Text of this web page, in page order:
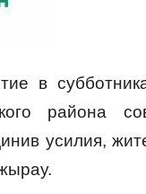
в
района
усилия,